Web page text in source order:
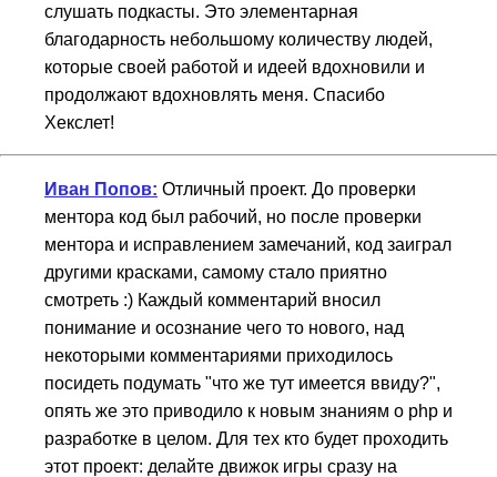
слушать подкасты. Это элементарная
благодарность небольшому количеству людей,
которые своей работой и идеей вдохновили и
продолжают вдохновлять меня. Спасибо
Хекслет!
Иван Попов: Отличный проект. До проверки
ментора код был рабочий, но после проверки
ментора и исправлением замечаний, код заиграл
другими красками, самому стало приятно
смотреть :) Каждый комментарий вносил
понимание и осознание чего то нового, над
некоторыми комментариями приходилось
посидеть подумать "что же тут имеется ввиду?",
опять же это приводило к новым знаниям о php и
разработке в целом. Для тех кто будет проходить
этот проект: делайте движок игры сразу на